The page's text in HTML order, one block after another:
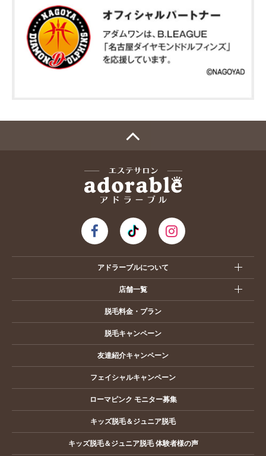
アドラーブルについて
店舗一覧
脱毛料金・プラン
脱毛キャンペーン
友達紹介キャンペーン
フェイシャルキャンペーン
ローマピンク モニター募集
キッズ脱毛＆ジュニア脱毛
キッズ脱毛＆ジュニア脱毛 体験者様の声